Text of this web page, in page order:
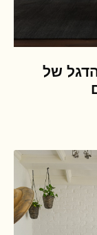
של